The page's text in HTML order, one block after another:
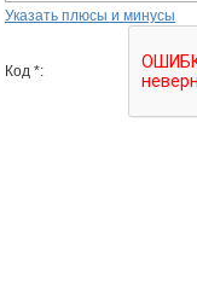
Указать плюсы и минусы
Код *: